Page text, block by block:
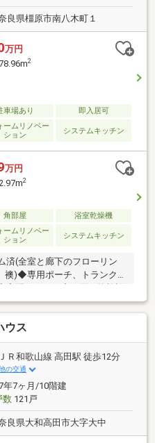
良県橿原市南八木町１
万円
2
車場あり 即入居可
ームリノベー
ション
システムキッチン
万円
2
角部屋 浴室乾燥機
ームリノベー
ション
システムキッチン
(全室と廊下のフローリン
襖)◆専用ポーチ、トランクル
イレブン橿原南八木町1丁目
ゲン橿原八木店へ徒歩4分
へ徒歩4分(320m)～近鉄百貨
～橿原郵便局へ徒歩2分
学附属病院へ徒歩8分(630m)
歩10分(800m)～橿原市立八
ウス
ＪＲ和歌山線 高田駅 徒歩12分
の交通
年7ヶ月/10階建
数121戸
良県大和高田市大字大中